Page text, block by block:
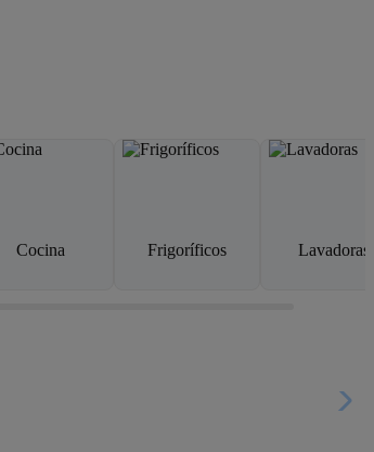
Cocina Frigoríficos Lavadoras